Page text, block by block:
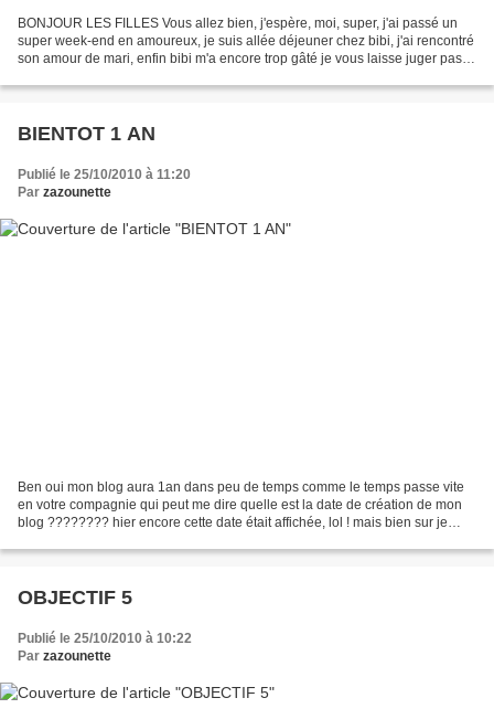
BONJOUR LES FILLES Vous allez bien, j'espère, moi, super, j'ai passé un
super week-end en amoureux, je suis allée déjeuner chez bibi, j'ai rencontré
son amour de mari, enfin bibi m'a encore trop gâté je vous laisse juger pas
BIENTOT 1 AN
Publié le 25/10/2010 à 11:20
Par zazounette
Ben oui mon blog aura 1an dans peu de temps comme le temps passe vite
en votre compagnie qui peut me dire quelle est la date de création de mon
blog ???????? hier encore cette date était affichée, lol ! mais bien sur je
OBJECTIF 5
Publié le 25/10/2010 à 10:22
Par zazounette